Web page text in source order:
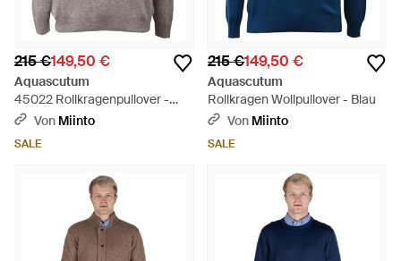
215 €149,50 €
Aquascutum
45022 Rollkragenpullover -
GrauVon Miinto
SALE
215 €149,50 €
Aquascutum
Rollkragen Wollpullover - Blau
Von Miinto
SALE